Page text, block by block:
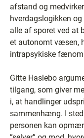
afstand og
hverdagslogikken
alle af sporet ved at
et autonomt væsen,
intrapsykiske
Gitte Haslebo
tilgang, som giver
i, at handlinger
sammenhæng. I
personen kan